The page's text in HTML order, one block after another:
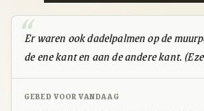
Er waren ook dadelpalmen op de
de ene kant en aan de andere kant.
GEBED VOOR VANDAAG